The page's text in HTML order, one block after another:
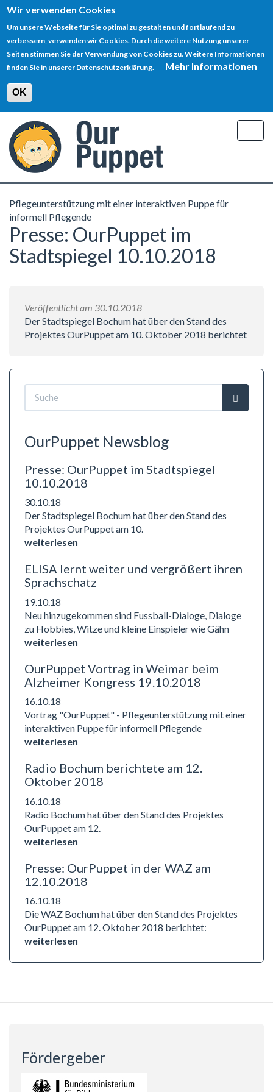
Wir verwenden Cookies
Um unsere Webseite für Sie optimal zu gestalten und fortlaufend zu
verbessern, verwenden wir Cookies. Durch die weitere Nutzung unserer
Seiten stimmen Sie der Verwendung von Cookies zu. Weitere Informationen
finden Sie in unserer Datenschutzerklärung.
Mehr Informationen
OK
zum
Inhalt
Pflegeunterstützung mit einer interaktiven Puppe für
informell Pflegende
Presse: OurPuppet im
Stadtspiegel 10.10.2018
Veröffentlicht am 30.10.2018
Der Stadtspiegel Bochum hat über den Stand des
Projektes OurPuppet am 10. Oktober 2018 berichtet
Suchformular
OurPuppet Newsblog
Presse: OurPuppet im Stadtspiegel
10.10.2018
30.10.18
Der Stadtspiegel Bochum hat über den Stand des
Projektes OurPuppet am 10.
weiterlesen
ELISA lernt weiter und vergrößert ihren
Sprachschatz
19.10.18
Neu hinzugekommen sind Fussball-Dialoge, Dialoge
zu Hobbies, Witze und kleine Einspieler wie Gähn
weiterlesen
OurPuppet Vortrag in Weimar beim
Alzheimer Kongress 19.10.2018
16.10.18
Vortrag "OurPuppet" - Pflegeunterstützung mit einer
interaktiven Puppe für informell Pflegende
weiterlesen
Radio Bochum berichtete am 12.
Oktober 2018
16.10.18
Radio Bochum hat über den Stand des Projektes
OurPuppet am 12.
weiterlesen
Presse: OurPuppet in der WAZ am
12.10.2018
16.10.18
Die WAZ Bochum hat über den Stand des Projektes
OurPuppet am 12. Oktober 2018 berichtet:
weiterlesen
Fördergeber